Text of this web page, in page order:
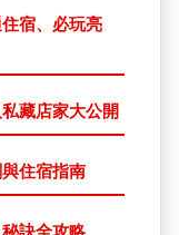
宿、必玩亮
藏店家大公開
住宿指南